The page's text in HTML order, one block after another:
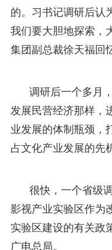
的。习书记调研后认
我们要大胆地探索，
集团副总裁徐天福回
调研后一个多月
发展民营经济那样，
业发展的体制瓶颈，
占文化产业发展的先
很快，一个省级
影视产业实验区作为
实验区建设的有关政
广电总局。